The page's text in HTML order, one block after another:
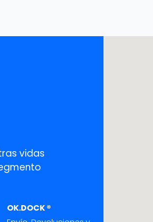
vidas
OK.DOCK ®